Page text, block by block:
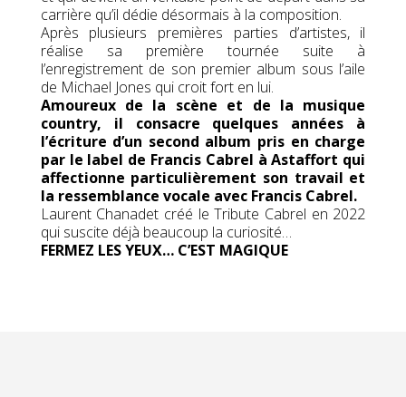
carrière qu’il dédie désormais à la composition.
Après plusieurs premières parties d’artistes, il
réalise sa première tournée suite à
l’enregistrement de son premier album sous l’aile
de Michael Jones qui croit fort en lui.
Amoureux de la scène et de la musique
country, il consacre quelques années à
l’écriture d’un second album pris en charge
par le label de Francis Cabrel à Astaffort qui
affectionne particulièrement son travail et
la ressemblance vocale avec Francis Cabrel.
Laurent Chanadet créé le Tribute Cabrel en 2022
qui suscite déjà beaucoup la curiosité…
FERMEZ LES YEUX… C’EST MAGIQUE